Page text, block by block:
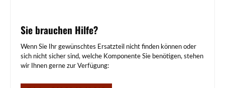
Sie brauchen Hilfe?
Wenn Sie Ihr gewünschtes Ersatzteil nicht finden können oder
sich nicht sicher sind, welche Komponente Sie benötigen, stehen
wir Ihnen gerne zur Verfügung: